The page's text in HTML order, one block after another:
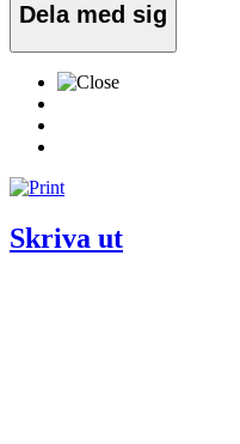
Dela med sig
Skriva ut